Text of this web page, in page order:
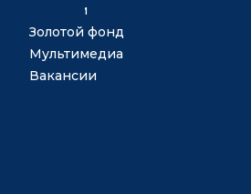
Новости
Золотой фонд
Мультимедиа
Вакансии